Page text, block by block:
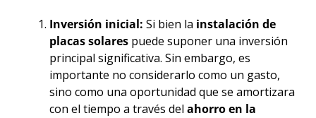
Inversión inicial: Si bien la instalación de
placas solares puede suponer una inversión
principal significativa. Sin embargo, es
importante no considerarlo como un gasto,
sino como una oportunidad que se amortizara
con el tiempo a través del ahorro en la